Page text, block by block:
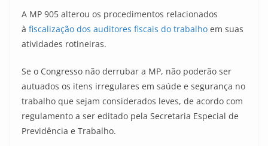
A MP 905 alterou os procedimentos relacionados
à fiscalização dos auditores fiscais do trabalho em suas
atividades rotineiras.
Se o Congresso não derrubar a MP, não poderão ser
autuados os itens irregulares em saúde e segurança no
trabalho que sejam considerados leves, de acordo com
regulamento a ser editado pela Secretaria Especial de
Previdência e Trabalho.